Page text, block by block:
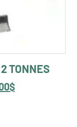
TONNES
$